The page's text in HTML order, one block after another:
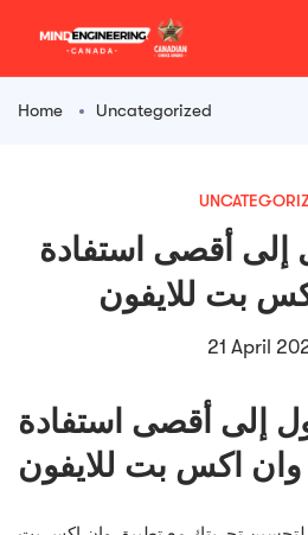
Home Uncategorized
إلى أقصى استفادة
بت للايفون
21 April
إلى أقصى استفادة
اكس بت للايفون